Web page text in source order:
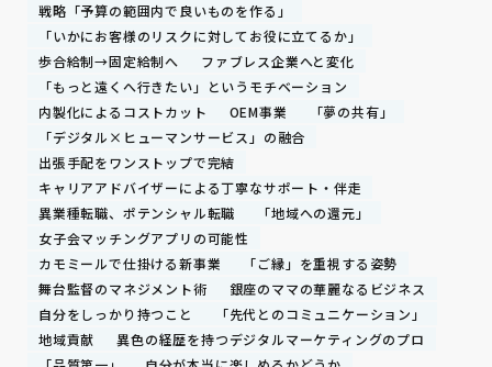
戦略「予算の範囲内で良いものを作る」
「いかにお客様のリスクに対してお役に立てるか」
歩合給制→固定給制へ
ファブレス企業へと変化
「もっと遠くへ行きたい」というモチベーション
内製化によるコストカット
OEM事業
「夢の共有」
「デジタル×ヒューマンサービス」の融合
出張手配をワンストップで完結
キャリアアドバイザーによる丁寧なサポート・伴走
異業種転職、ポテンシャル転職
「地域への還元」
女子会マッチングアプリの可能性
カモミールで仕掛ける新事業
「ご縁」を重視する姿勢
舞台監督のマネジメント術
銀座のママの華麗なるビジネス
自分をしっかり持つこと
「先代とのコミュニケーション」
地域貢献
異色の経歴を持つデジタルマーケティングのプロ